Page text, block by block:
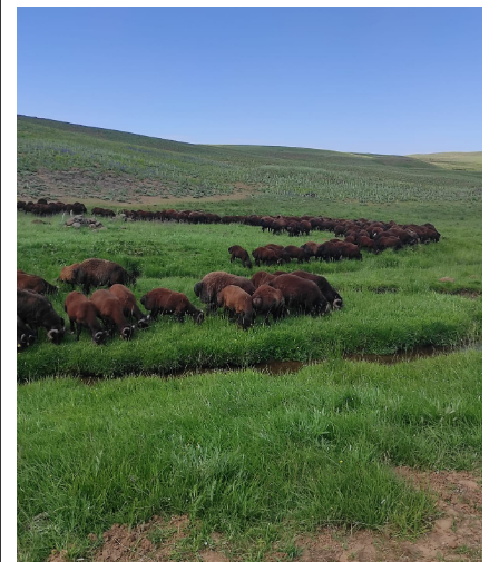
Desteya
Armanc
Kedkar
Derbarê
malperê
de